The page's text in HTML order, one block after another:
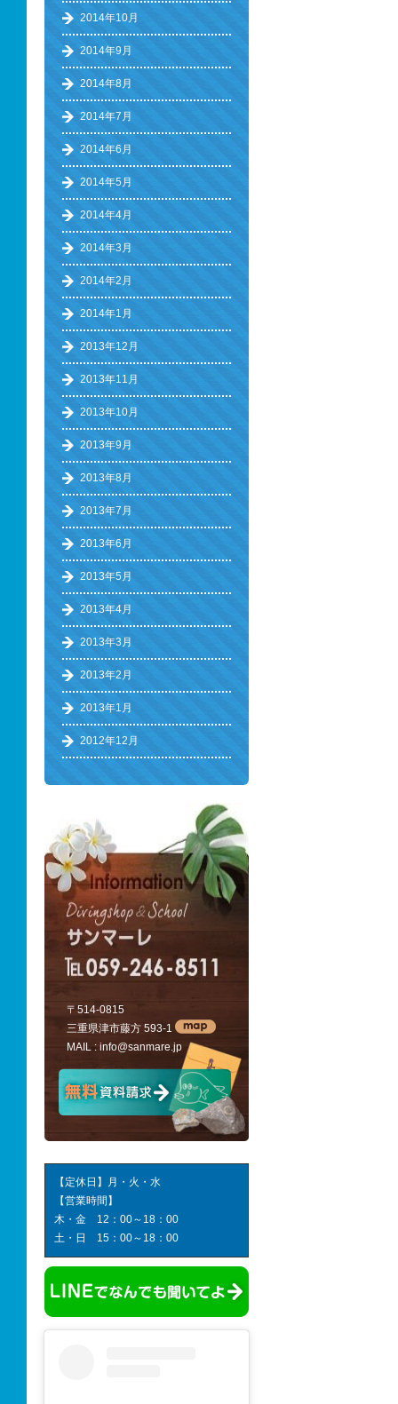
2014年10月
2014年9月
2014年8月
2014年7月
2014年6月
2014年5月
2014年4月
2014年3月
2014年2月
2014年1月
2013年12月
2013年11月
2013年10月
2013年9月
2013年8月
2013年7月
2013年6月
2013年5月
2013年4月
2013年3月
2013年2月
2013年1月
2012年12月
〒514-0815
三重県津市藤方 593-1
MAIL : info@sanmare.jp
【定休日】月・火・水
【営業時間】
木・金 12：00～18：00
土・日 15：00～18：00